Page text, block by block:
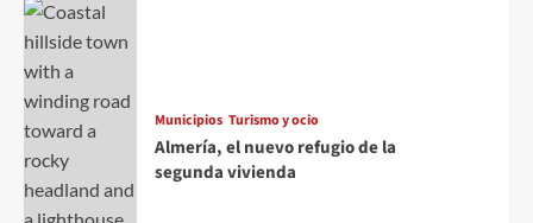
Municipios Turismo y ocio
Almería, el nuevo refugio de la
segunda vivienda